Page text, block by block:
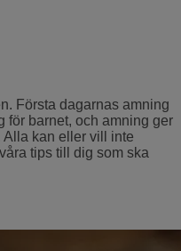
Första dagarnas amning
för barnet, och amning ger
Alla kan eller vill inte
tips till dig som ska